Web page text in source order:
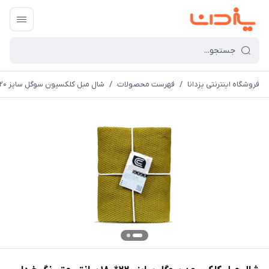
فروشگاه اینترنتی یزدانا / فهرست محصولات / شال مبل کلکسیون سوگل سایز 220*180 سانتی متر رنگ خردلی